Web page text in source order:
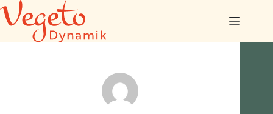
Zum
Inhalt
springen